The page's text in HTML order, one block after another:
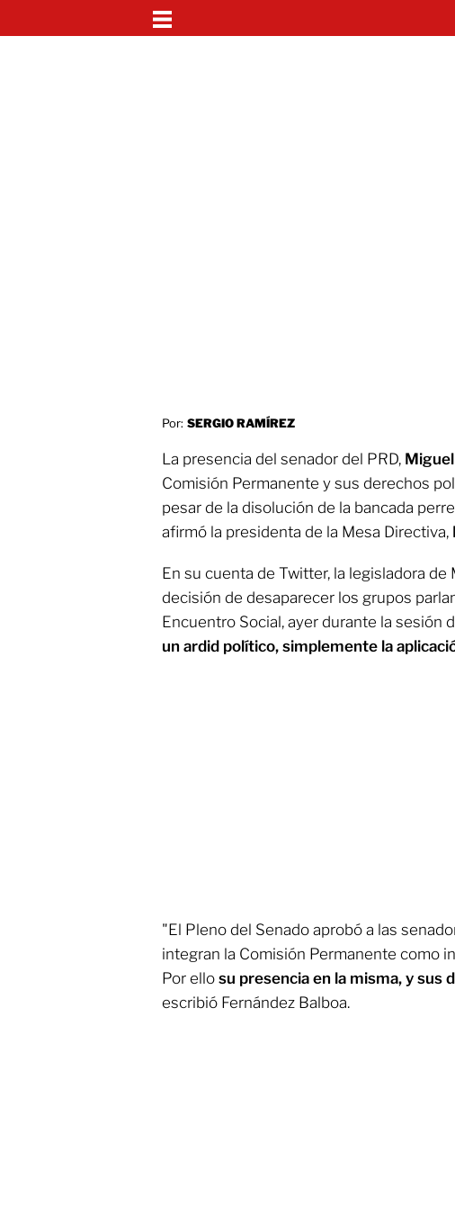
Por: SERGIO RAMÍREZ
La presencia del senador del PRD,
Comisión Permanente y sus derechos
pesar de la disolución de la bancada
afirmó la presidenta de la Mesa Directiva,
En su cuenta de Twitter, la legisladora de
decisión de desaparecer los grupos
Encuentro Social, ayer durante la sesión
un ardid político, simplemente la
"El Pleno del Senado aprobó a las
integran la Comisión Permanente como
Por ello su presencia en la misma, y sus
escribió Fernández Balboa.